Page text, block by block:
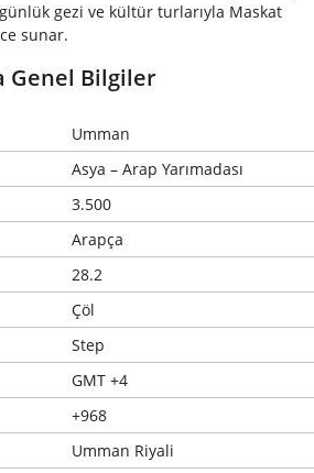
gezi ve kültür turlarıyla Maskat
sunar.
Genel Bilgiler
Umman
Asya – Arap Yarımadası
3.500
Arapça
28.2
Çöl
Step
GMT +4
+968
Umman Riyali